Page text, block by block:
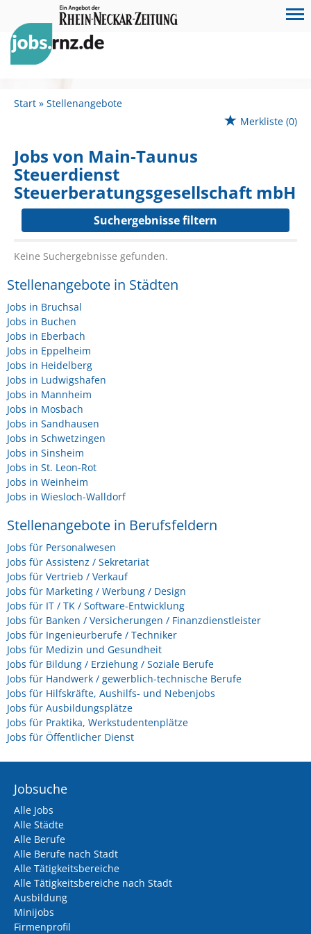
Start
Stellenangebote
Merkliste (0)
Jobs von Main-Taunus
Steuerdienst
Steuerberatungsgesellschaft mbH
Suchergebnisse filtern
Keine Suchergebnisse gefunden.
Stellenangebote in Städten
Jobs in Bruchsal
Jobs in Buchen
Jobs in Eberbach
Jobs in Eppelheim
Jobs in Heidelberg
Jobs in Ludwigshafen
Jobs in Mannheim
Jobs in Mosbach
Jobs in Sandhausen
Jobs in Schwetzingen
Jobs in Sinsheim
Jobs in St. Leon-Rot
Jobs in Weinheim
Jobs in Wiesloch-Walldorf
Stellenangebote in Berufsfeldern
Jobs für Personalwesen
Jobs für Assistenz / Sekretariat
Jobs für Vertrieb / Verkauf
Jobs für Marketing / Werbung / Design
Jobs für IT / TK / Software-Entwicklung
Jobs für Banken / Versicherungen / Finanzdienstleister
Jobs für Ingenieurberufe / Techniker
Jobs für Medizin und Gesundheit
Jobs für Bildung / Erziehung / Soziale Berufe
Jobs für Handwerk / gewerblich-technische Berufe
Jobs für Hilfskräfte, Aushilfs- und Nebenjobs
Jobs für Ausbildungsplätze
Jobs für Praktika, Werkstudentenplätze
Jobs für Öffentlicher Dienst
Jobsuche
Alle Jobs
Alle Städte
Alle Berufe
Alle Berufe nach Stadt
Alle Tätigkeitsbereiche
Alle Tätigkeitsbereiche nach Stadt
Ausbildung
Minijobs
Firmenprofil